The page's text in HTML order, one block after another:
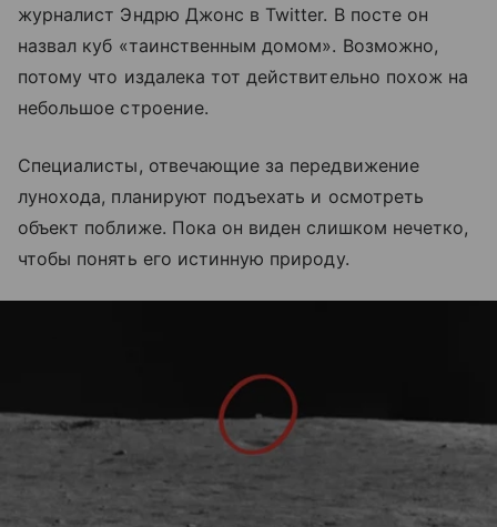
журналист Эндрю Джонс в Twitter. В посте он
назвал куб «таинственным домом». Возможно,
потому что издалека тот действительно похож на
небольшое строение.
Специалисты, отвечающие за передвижение
лунохода, планируют подъехать и осмотреть
объект поближе. Пока он виден слишком нечетко,
чтобы понять его истинную природу.